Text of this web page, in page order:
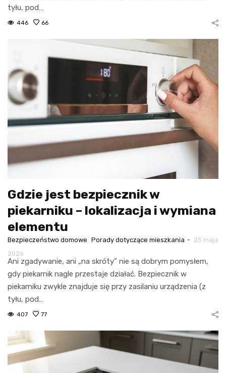
tyłu, pod…
446 66
Gdzie jest bezpiecznik w
piekarniku – lokalizacja i wymiana
elementu
Bezpieczeństwo domowe Porady dotyczące mieszkania - 25 maja
2026
Ani zgadywanie, ani „na skróty” nie są dobrym pomysłem,
gdy piekarnik nagle przestaje działać. Bezpiecznik w
piekarniku zwykle znajduje się przy zasilaniu urządzenia (z
tyłu, pod…
407 77